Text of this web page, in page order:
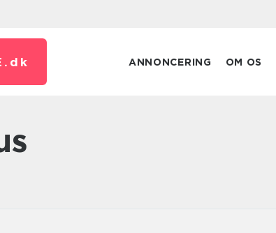
dk ANNONCERING OM OS